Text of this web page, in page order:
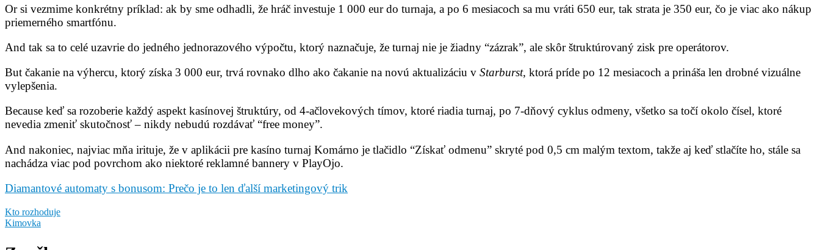
Or si vezmime konkrétny príklad: ak by sme odhadli, že hráč investuje 1 000 eur do turnaja, a po 6 mesiacoch sa mu vráti 650 eur, tak strata je 350 eur, čo je viac ako nákup
priemerného smartfónu.
And tak sa to celé uzavrie do jedného jednorazového výpočtu, ktorý naznačuje, že turnaj nie je žiadny “zázrak”, ale skôr štruktúrovaný zisk pre operátorov.
But čakanie na výhercu, ktorý získa 3 000 eur, trvá rovnako dlho ako čakanie na novú aktualizáciu v Starburst, ktorá príde po 12 mesiacoch a prináša len drobné vizuálne
vylepšenia.
Because keď sa rozoberie každý aspekt kasínovej štruktúry, od 4‑ačlovekových tímov, ktoré riadia turnaj, po 7‑dňový cyklus odmeny, všetko sa točí okolo čísel, ktoré
nevedia zmeniť skutočnosť – nikdy nebudú rozdávať “free money”.
And nakoniec, najviac mňa irituje, že v aplikácii pre kasíno turnaj Komárno je tlačidlo “Získať odmenu” skryté pod 0,5 cm malým textom, takže aj keď stlačíte ho, stále sa
nachádza viac pod povrchom ako niektoré reklamné bannery v PlayOjo.
Diamantové automaty s bonusom: Prečo je to len ďalší marketingový trik
Kto rozhoduje
Kimovka